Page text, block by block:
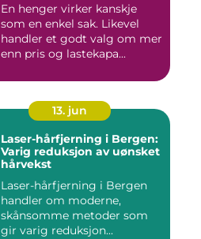
En henger virker kanskje
som en enkel sak. Likevel
handler et godt valg om mer
enn pris og lastekapa...
13. jun
Laser-hårfjerning i Bergen:
Varig reduksjon av uønsket
hårvekst
Laser-hårfjerning i Bergen
handler om moderne,
skånsomme metoder som
gir varig reduksjon...